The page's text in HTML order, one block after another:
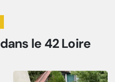
dans le 42 Loire